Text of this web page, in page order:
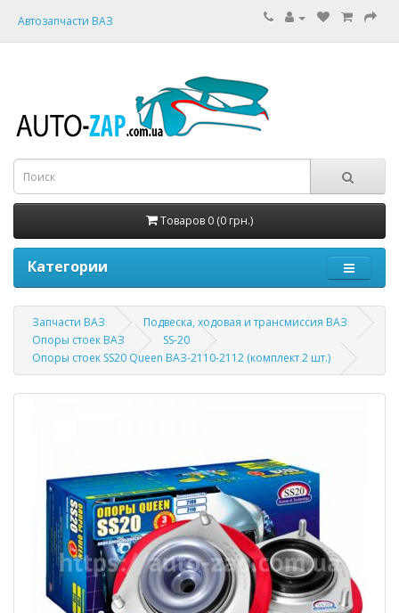
Автозапчасти ВАЗ
Товаров 0 (0 грн.)
Категории
Запчасти ВАЗ
Подвеска, ходовая и трансмиссия ВАЗ
Опоры стоек ВАЗ
SS-20
Опоры стоек SS20 Queen ВАЗ-2110-2112 (комплект 2 шт.)